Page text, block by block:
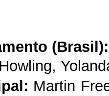
(Brasil):
,
Martin